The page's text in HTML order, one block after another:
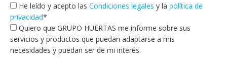
He leído y acepto las Condiciones legales y la política de
privacidad*
Quiero que GRUPO HUERTAS me informe sobre sus
servicios y productos que puedan adaptarse a mis
necesidades y puedan ser de mi interés.